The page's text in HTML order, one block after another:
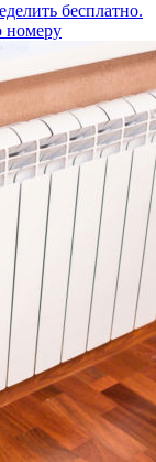
бесплатно.
номеру